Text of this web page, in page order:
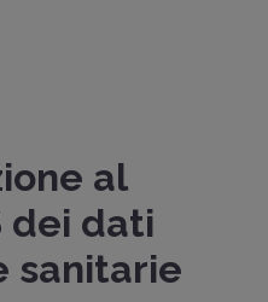
al
dei dati
sanitarie